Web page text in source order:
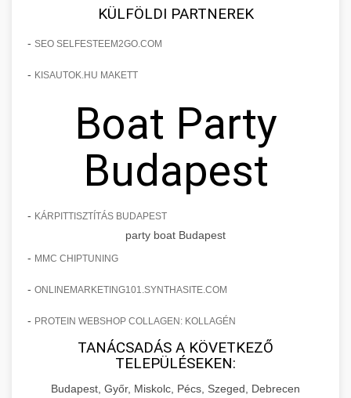
KÜLFÖLDI PARTNEREK
- SEO SELFESTEEM2GO.COM
- KISAUTOK.HU MAKETT
Boat Party
Budapest
- KÁRPITTISZTÍTÁS BUDAPEST
party boat Budapest
- MMC CHIPTUNING
- ONLINEMARKETING101.SYNTHASITE.COM
- PROTEIN WEBSHOP COLLAGEN: KOLLAGÉN
TANÁCSADÁS A KÖVETKEZŐ
TELEPÜLÉSEKEN:
Budapest, Győr, Miskolc, Pécs, Szeged, Debrecen